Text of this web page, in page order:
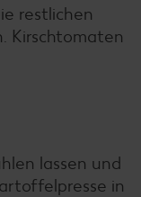
restlichen
Kirschtomaten
lassen und
in